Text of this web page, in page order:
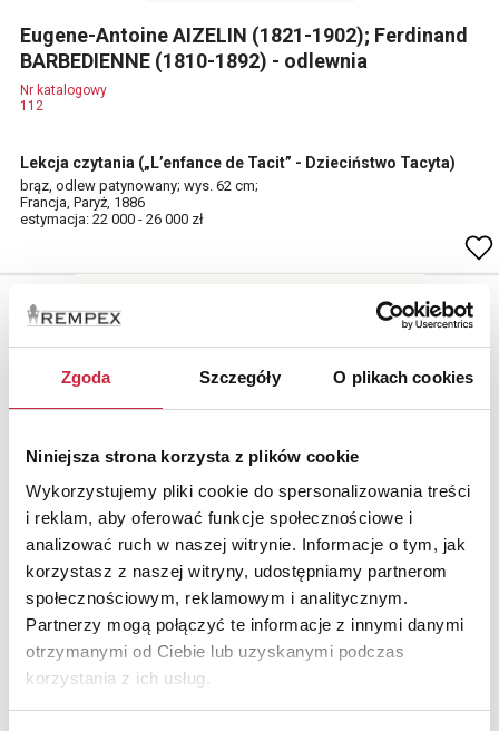
Zgoda Szczegóły O plikach cookies
Niniejsza strona korzysta z plików cookie
Wykorzystujemy pliki cookie do spersonalizowania treści
i reklam, aby oferować funkcje społecznościowe i
analizować ruch w naszej witrynie. Informacje o tym, jak
korzystasz z naszej witryny, udostępniamy partnerom
społecznościowym, reklamowym i analitycznym.
Partnerzy mogą połączyć te informacje z innymi danymi
otrzymanymi od Ciebie lub uzyskanymi podczas
korzystania z ich usług.
Eugene-Antoine AIZELIN (1821-1902); Ferdinand
BARBEDIENNE (1810-1892) - odlewnia
Nr katalogowy
112
Lekcja czytania („L’enfance de Tacit” - Dzieciństwo Tacyta)
brąz, odlew patynowany; wys. 62 cm;
Francja, Paryż, 1886
estymacja: 22 000 - 26 000 zł
Franz IFFLAND (1862-1935)
Nr katalogowy
113
Orzeł